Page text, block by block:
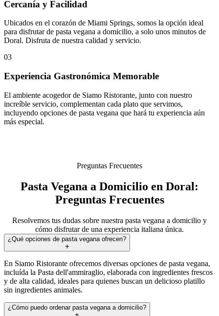
Cercanía y Facilidad
Ubicados en el corazón de Miami Springs, somos la opción ideal
para disfrutar de pasta vegana a domicilio, a solo unos minutos de
Doral. Disfruta de nuestra calidad y servicio.
03
Experiencia Gastronómica Memorable
El ambiente acogedor de Siamo Ristorante, junto con nuestro
increíble servicio, complementan cada plato que servimos,
incluyendo opciones de pasta vegana que hará tu experiencia aún
más especial.
Preguntas Frecuentes
Pasta Vegana a Domicilio en Doral:
Preguntas Frecuentes
Resolvemos tus dudas sobre nuestra pasta vegana a domicilio y
cómo disfrutar de una experiencia italiana única.
¿Qué opciones de pasta vegana ofrecen?
En Siamo Ristorante ofrecemos diversas opciones de pasta vegana,
incluída la Pasta dell'ammiraglio, elaborada con ingredientes frescos
y de alta calidad, ideales para quienes buscan un delicioso platillo
sin ingredientes animales.
¿Cómo puedo ordenar pasta vegana a domicilio?